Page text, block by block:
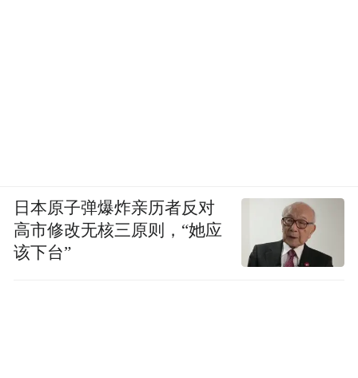
日本原子弹爆炸亲历者反对
高市修改无核三原则，“她应
该下台”